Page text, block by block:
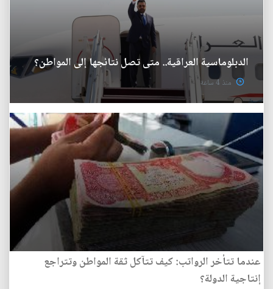
الدبلوماسية العراقية.. متى تصل نتائجها إلى المواطن؟
منذ 4 ساعة
عندما تتأخر الرواتب: كيف تتآكل ثقة المواطن وتتراجع
إنتاجية الدولة؟